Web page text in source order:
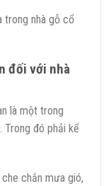
trong nhà gỗ cổ
đối với nhà
là một trong
Trong đó phải kể
chắn mưa gió,